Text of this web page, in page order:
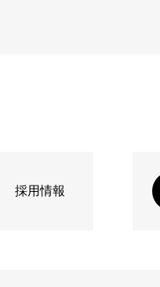
採用情報